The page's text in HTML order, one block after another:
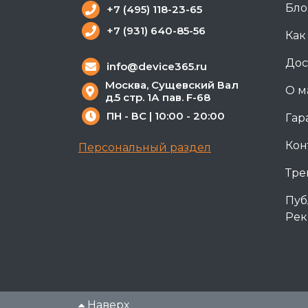
О
+7 (495) 118-23-65
+7 (931) 640-85-56
info@device365.ru
Москва, Сущевский Вал
д.5 стр. 1А пав. F-68
ПН - ВС | 10:00 - 20:00
Персональный раздел
Наверх